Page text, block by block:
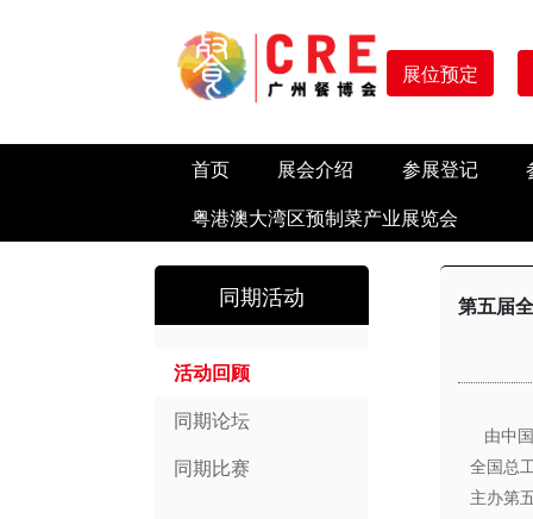
展位预定
首页 展会介绍 参展登记
粤港澳大湾区预制菜产业展览会
同期活动
活动回顾
同期论坛
同期比赛
第五届
由中
全国总
主办第